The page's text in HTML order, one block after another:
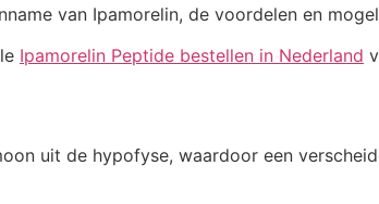
van Ipamorelin, de voordelen en
Ipamorelin Peptide bestellen in Nederland
uit de hypofyse, waardoor een